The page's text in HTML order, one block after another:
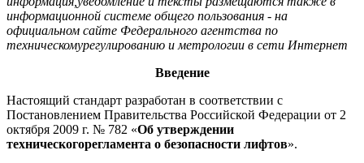
информационной системе общего пользования - на
официальном сайте Федерального агентства по
техническомурегулированию и метрологии в сети Интернет
Введение
Настоящий стандарт разработан в соответствии с
Постановлением Правительства Российской Федерации от 2
октября 2009 г. № 782 «Об утверждении
техническогорегламента о безопасности лифтов».